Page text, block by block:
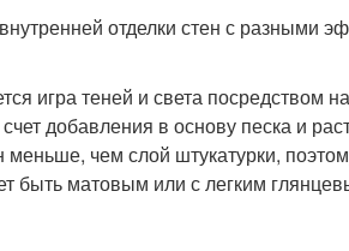
отделки стен с разными
игра теней и света посредством
добавления в основу песка и
чем слой штукатурки,
быть матовым или с легким